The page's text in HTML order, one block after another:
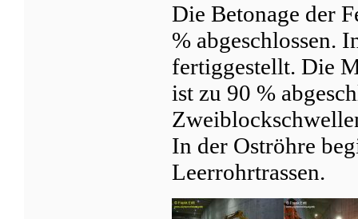
Die Betonage der
% abgeschlossen.
fertiggestellt. Die
ist zu 90 %
In der Oströhre
Leerrohrtrassen.